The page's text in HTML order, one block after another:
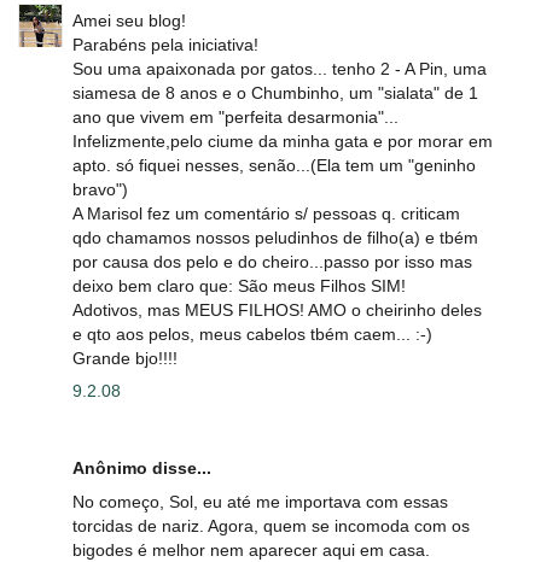
Amei seu blog!
Parabéns pela iniciativa!
Sou uma apaixonada por gatos... tenho 2 - A Pin, uma
siamesa de 8 anos e o Chumbinho, um "sialata" de 1
ano que vivem em "perfeita desarmonia"...
Infelizmente,pelo ciume da minha gata e por morar em
apto. só fiquei nesses, senão...(Ela tem um "geninho
bravo")
A Marisol fez um comentário s/ pessoas q. criticam
qdo chamamos nossos peludinhos de filho(a) e tbém
por causa dos pelo e do cheiro...passo por isso mas
deixo bem claro que: São meus Filhos SIM!
Adotivos, mas MEUS FILHOS! AMO o cheirinho deles
e qto aos pelos, meus cabelos tbém caem... :-)
Grande bjo!!!!
9.2.08
Anônimo disse...
No começo, Sol, eu até me importava com essas
torcidas de nariz. Agora, quem se incomoda com os
bigodes é melhor nem aparecer aqui em casa.